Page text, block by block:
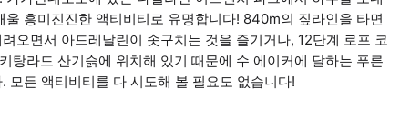
흥미진진한 액티비티로 유명합니다! 840m의 짚라인을 타면
오면서 아드레날린이 솟구치는 것을 즐기거나, 12단계 로프 코
탕라드 산기슭에 위치해 있기 때문에 수 에이커에 달하는 푸른
모든 액티비티를 다 시도해 볼 필요도 없습니다!